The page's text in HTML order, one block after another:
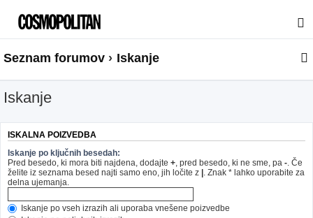
Seznam forumov Iskanje
Iskanje
ISKALNA POIZVEDBA
Iskanje po ključnih besedah:
Pred besedo, ki mora biti najdena, dodajte + , pred besedo, ki ne sme, pa - . Če
želite iz seznama besed najti samo eno, jih ločite z | . Znak * lahko uporabite za
delna ujemanja.
Iskanje po vseh izrazih ali uporaba vnešene poizvedbe